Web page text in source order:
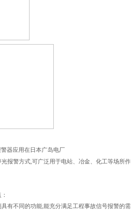
器应用在日本广岛电厂
光报警方式,可广泛用于电站、冶金、化工等场所作报
有不同的功能,能充分满足工程事故信号报警的需